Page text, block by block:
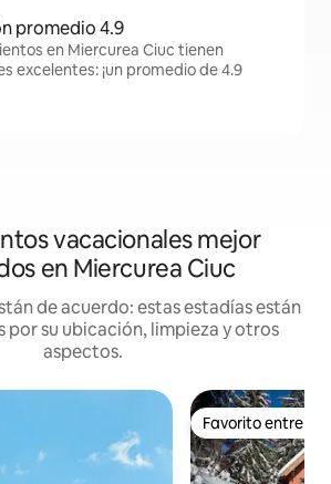
promedio 4.9
en Miercurea Ciuc tienen
excelentes: ¡un promedio de 4.9
vacacionales mejor
en Miercurea Ciuc
de acuerdo: estas estadías están
por su ubicación, limpieza y otros
aspectos.
Favorito entre
Favorito entre